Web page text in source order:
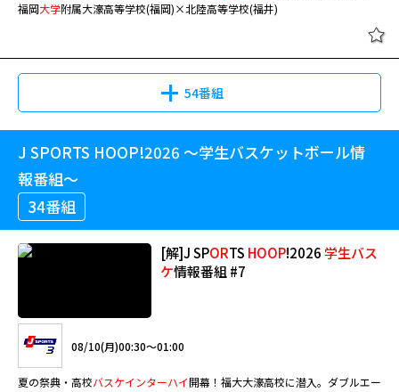
福岡大学附属大濠高等学校(福岡)×北陸高等学校(福井)
54番組
J SPORTS HOOP!2026 ～学生バスケットボール情
報番組～
34番組
[解]J SPORTS HOOP!2026学生バス
ケ情報番組 #7
08/10(月)00:30～01:00
夏の祭典・高校バスケインターハイ開幕！福大大濠高校に潜入。ダブルエー